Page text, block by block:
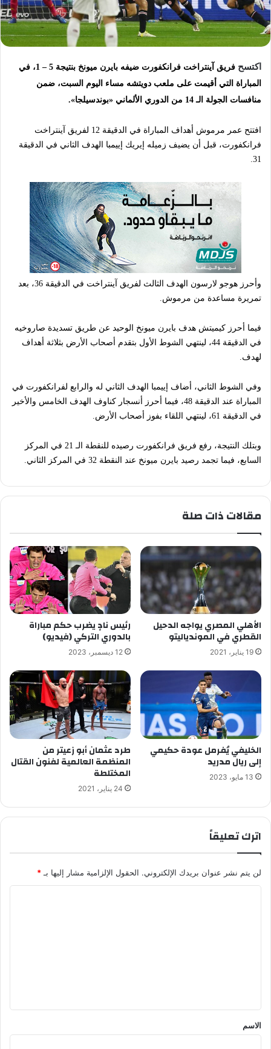
ل
ك
ت
و
ي
اكتسح فريق آينتراخت فرانكفورت ضيفه
بايرن ميونخ بنتيجة 5 – 1، في
المباراة التي أقيمت على ملعب دويتشه مساء اليوم السبت، ضمن
منافسات الجولة الـ 14 من الدوري الألماني «بوندسيلجا».
افتتح عمر مرموش أهداف المباراة في الدقيقة 12 لفريق آينتراخت
فرانكفورت، قبل أن يضيف زميله إيريك إييمبا الهدف الثاني في الدقيقة
31.
وأحرز هوجو لارسون الهدف الثالث لفريق آينتراخت في الدقيقة 36، بعد
تمريرة مساعدة من مرموش.
فيما أحرز كيميتش هدف بايرن ميونخ الوحيد عن طريق تسديدة صاروخيه
في الدقيقة 44، لينتهي الشوط الأول بتقدم أصحاب الأرض بثلاثة أهداف
لهدف.
وفي الشوط الثاني، أضاف إييمبا الهدف الثاني له والرابع لفرانكفورت في
المباراة عند الدقيقة 48، فيما أحرز أنسجار كناوف الهدف الخامس والأخير
في الدقيقة 61، لينتهي اللقاء بفوز أصحاب الأرض.
وبتلك النتيجة، رفع فريق فرانكفورت رصيده للنقطة الـ 21 في المركز
السابع، فيما تجمد رصيد بايرن ميونخ عند النقطة 32 في المركز الثاني.
مقالات ذات صلة
الأهلي المصري يواجه الدحيل
القطري في الموندياليتو
19 يناير، 2021
رئيس نادٍ يضرب حكم مباراة
بالدوري التركي (فيديو)
12 ديسمبر، 2023
الخليفي يُفرمل عودة حكيمي
إلى ريال مدريد
13 مايو، 2023
طرد عثمان أبو زعيتر من
المنظمة العالمية لفنون القتال
المختلطة
24 يناير، 2021
اترك تعليقاً
لن يتم نشر عنوان بريدك الإلكتروني. الحقول الإلزامية مشار إليها بـ*
*
الاسم